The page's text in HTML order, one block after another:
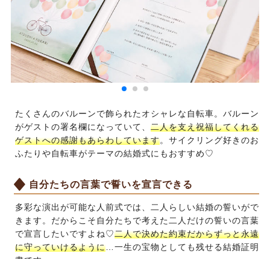
たくさんのバルーンで飾られたオシャレな自転車。バルーン
がゲストの署名欄になっていて、 二人を支え祝福してくれる
ゲストへの感謝もあらわしています。サイクリング好きのお
ふたりや自転車がテーマの結婚式にもおすすめ♡
自分たちの言葉で誓いを宣言できる
多彩な演出が可能な人前式では、二人らしい結婚の誓いがで
きます。だからこそ自分たちで考えた二人だけの誓いの言葉
で宣言したいですよね♡二人で決めた約束だからずっと永遠
に守っていけるように…一生の宝物としても残せる結婚証明